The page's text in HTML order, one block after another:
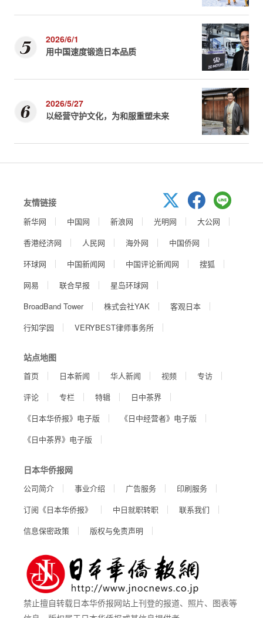
2026/6/1
用中国速度锻造日本品质
2026/5/27
以经营守护文化，为和服重塑未来
友情链接
新华网 中国网 新浪网 光明网
大公网
香港经济网
人民网 海外网
中国侨网
环球网
中国新闻网 中国评论新闻网
搜狐
网易
联合早报
星岛环球网
BroadBand Tower
株式会社YAK
客观日本
行知学园
VERYBEST律师事务所
站点地图
首页 日本新闻 华人新闻 视频
专访
评论
专栏 特辑
日中茶界
《日本华侨报》电子版
《日中经营者》电子版
《日中茶界》电子版
日本华侨报网
公司简介 事业介绍 广告服务
印刷服务
订阅《日本华侨报》
中日就职转职
联系我们
信息保密政策
版权与免责声明
禁止擅自转载日本华侨报网站上刊登的报道、照片、图表等